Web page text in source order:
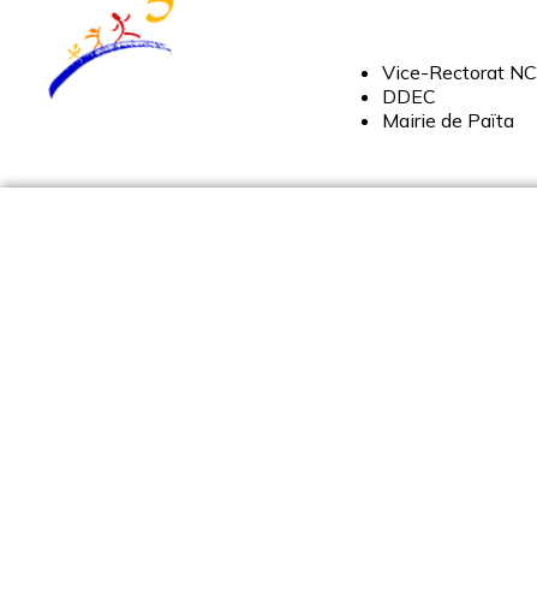
Vice-Rectorat NC
DDEC
Mairiede Païta